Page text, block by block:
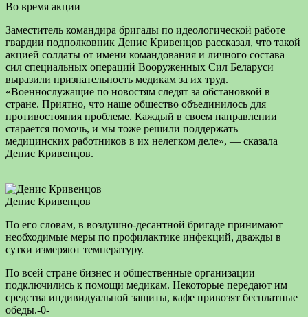
Во время акции
Заместитель командира бригады по идеологической работе
гвардии подполковник Денис Кривенцов рассказал, что такой
акцией солдаты от имени командования и личного состава
сил специальных операций Вооруженных Сил Беларуси
выразили признательность медикам за их труд.
«Военнослужащие по новостям следят за обстановкой в
стране. Приятно, что наше общество объединилось для
противостояния проблеме. Каждый в своем направлении
старается помочь, и мы тоже решили поддержать
медицинских работников в их нелегком деле», — сказала
Денис Кривенцов.
Денис Кривенцов
По его словам, в воздушно-десантной бригаде принимают
необходимые меры по профилактике инфекций, дважды в
сутки измеряют температуру.
По всей стране бизнес и общественные организации
подключились к помощи медикам. Некоторые передают им
средства индивидуальной защиты, кафе привозят бесплатные
обеды.-0-